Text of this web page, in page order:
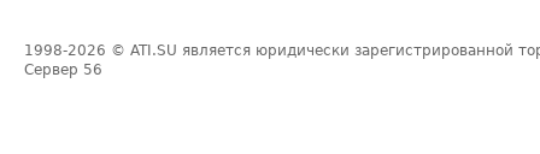
1998-2026 © ATI.SU является юридически зарегистрированной
Сервер 56